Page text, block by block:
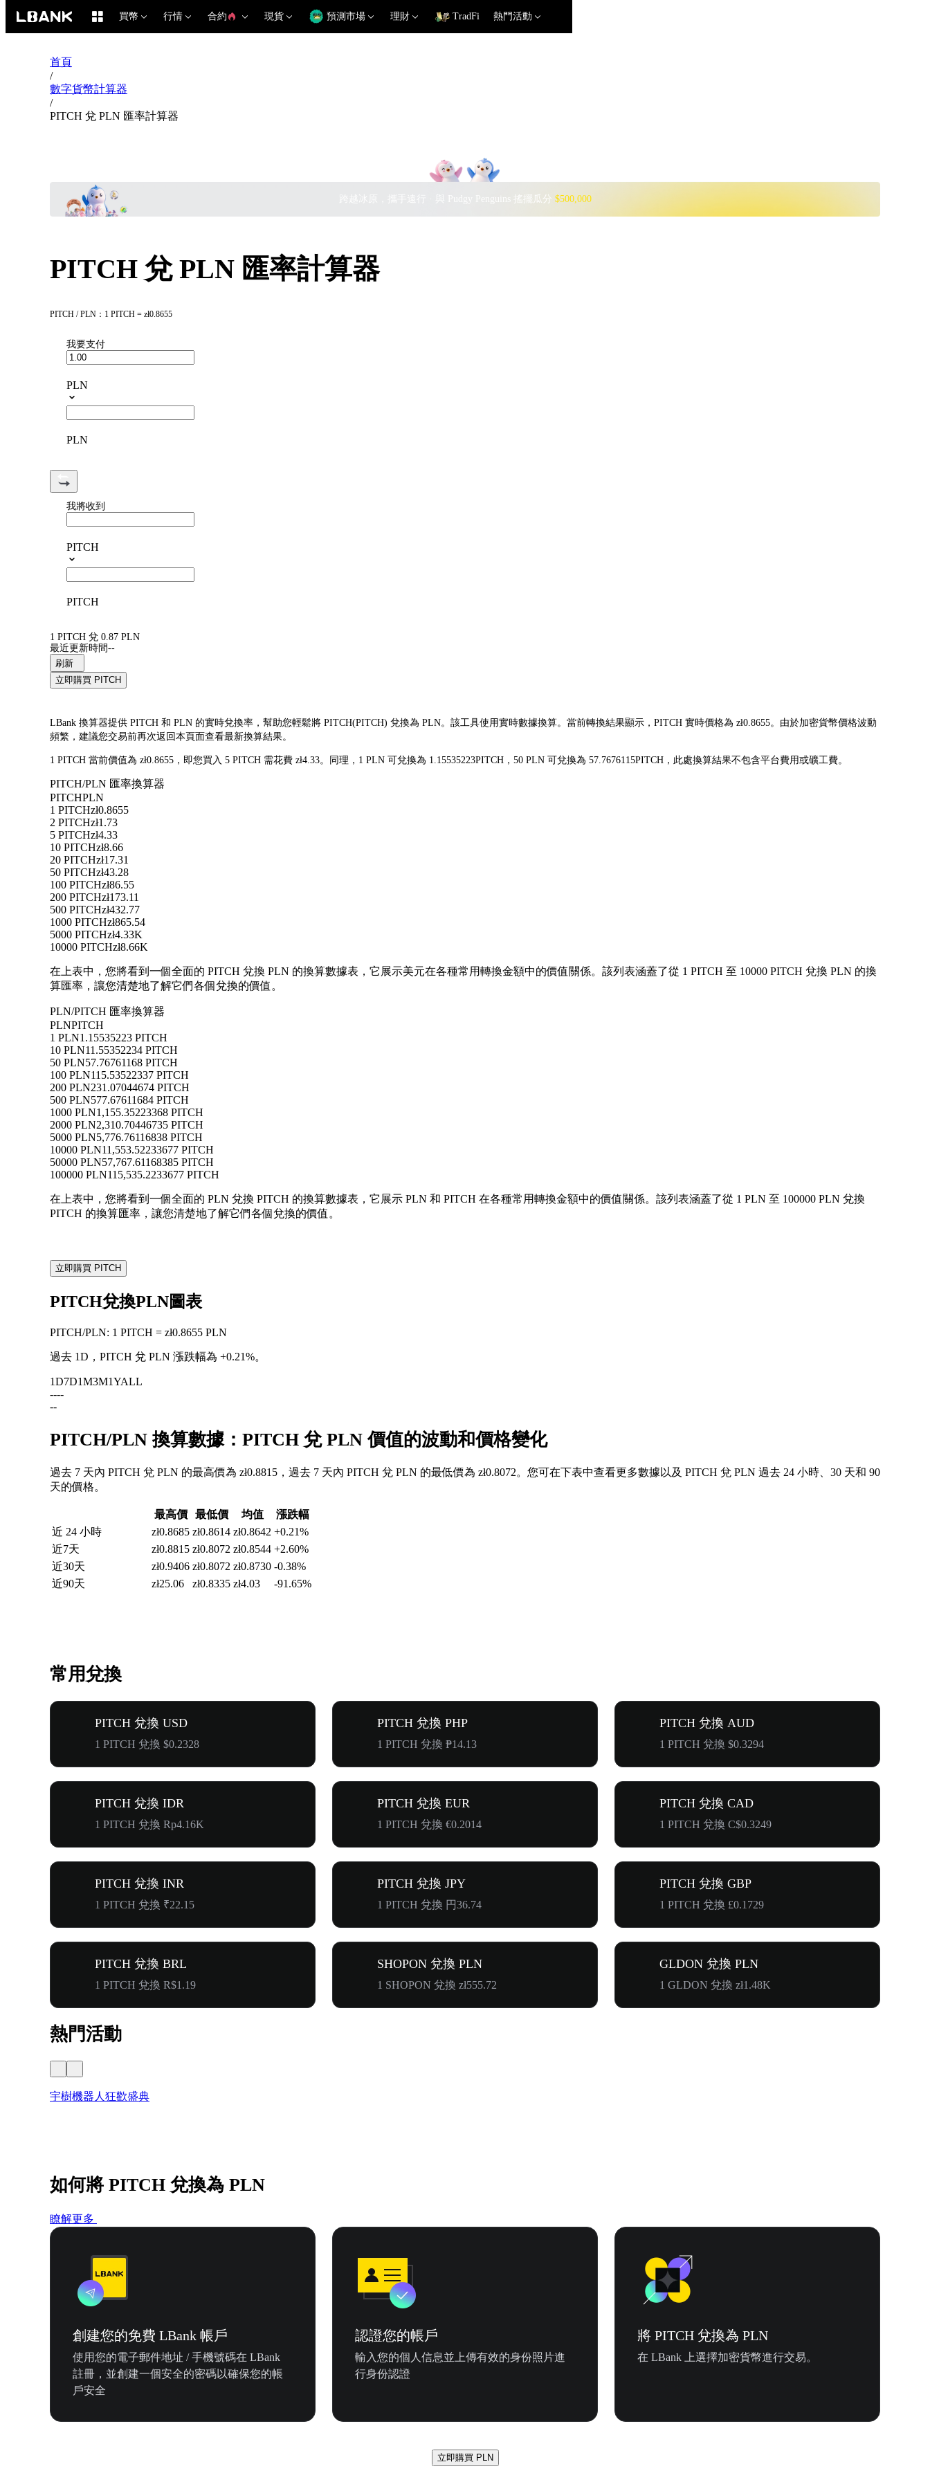
買幣 行情 合約 現貨 預測市場 理財 TradFi 熱門活動
首頁
/
數字貨幣計算器
/
PITCH 兌 PLN 匯率計算器
跨越冰原，攜手遠行 · 與 Pudgy Penguins 搖擺瓜分 $500,000
PITCH 兌 PLN 匯率計算器
PITCH / PLN：1 PITCH = zł0.8655
我要支付
PLN
PLN
我將收到
PITCH
PITCH
1 PITCH 兌 0.87 PLN
最近更新時間--
刷新
立即購買 PITCH
LBank 換算器提供 PITCH 和 PLN 的實時兌換率，幫助您輕鬆將 PITCH(PITCH) 兌換為 PLN。該工具使用實時數據換算。當前轉換結果顯示，PITCH 實時價格為 zł0.8655。由於加密貨幣價格波動
頻繁，建議您交易前再次返回本頁面查看最新換算結果。
1 PITCH 當前價值為 zł0.8655，即您買入 5 PITCH 需花費 zł4.33。同理，1 PLN 可兌換為 1.15535223PITCH，50 PLN 可兌換為 57.7676115PITCH，此處換算結果不包含平台費用或礦工費。
PITCH/PLN 匯率換算器
PITCHPLN
1 PITCHzł0.8655
2 PITCHzł1.73
5 PITCHzł4.33
10 PITCHzł8.66
20 PITCHzł17.31
50 PITCHzł43.28
100 PITCHzł86.55
200 PITCHzł173.11
500 PITCHzł432.77
1000 PITCHzł865.54
5000 PITCHzł4.33K
10000 PITCHzł8.66K
在上表中，您將看到一個全面的 PITCH 兌換 PLN 的換算數據表，它展示美元在各種常用轉換金額中的價值關係。該列表涵蓋了從 1 PITCH 至 10000 PITCH 兌換 PLN 的換
算匯率，讓您清楚地了解它們各個兌換的價值。
PLN/PITCH 匯率換算器
PLNPITCH
1 PLN1.15535223 PITCH
10 PLN11.55352234 PITCH
50 PLN57.76761168 PITCH
100 PLN115.53522337 PITCH
200 PLN231.07044674 PITCH
500 PLN577.67611684 PITCH
1000 PLN1,155.35223368 PITCH
2000 PLN2,310.70446735 PITCH
5000 PLN5,776.76116838 PITCH
10000 PLN11,553.52233677 PITCH
50000 PLN57,767.61168385 PITCH
100000 PLN115,535.2233677 PITCH
在上表中，您將看到一個全面的 PLN 兌換 PITCH 的換算數據表，它展示 PLN 和 PITCH 在各種常用轉換金額中的價值關係。該列表涵蓋了從 1 PLN 至 100000 PLN 兌換
PITCH 的換算匯率，讓您清楚地了解它們各個兌換的價值。
立即購買 PITCH
PITCH兌換PLN圖表
PITCH/PLN: 1 PITCH = zł0.8655 PLN
過去 1D，PITCH 兌 PLN 漲跌幅為 +0.21%。
1D7D1M3M1YALL
----
--
PITCH/PLN 換算數據：PITCH 兌 PLN 價值的波動和價格變化
過去 7 天內 PITCH 兌 PLN 的最高價為 zł0.8815，過去 7 天內 PITCH 兌 PLN 的最低價為 zł0.8072。您可在下表中查看更多數據以及 PITCH 兌 PLN 過去 24 小時、30 天和 90
天的價格。
最高價 最低價 均值
漲跌幅
近 24 小時
zł0.8685 zł0.8614 zł0.8642 +0.21%
近7天
zł0.8815 zł0.8072 zł0.8544 +2.60%
近30天
zł0.9406 zł0.8072 zł0.8730 -0.38%
近90天
zł25.06 zł0.8335 zł4.03 -91.65%
常用兌換
PITCH 兌換 USD
1 PITCH 兌換 $0.2328
PITCH 兌換 PHP
1 PITCH 兌換 ₱14.13
PITCH 兌換 AUD
1 PITCH 兌換 $0.3294
PITCH 兌換 IDR
1 PITCH 兌換 Rp4.16K
PITCH 兌換 EUR
1 PITCH 兌換 €0.2014
PITCH 兌換 CAD
1 PITCH 兌換 C$0.3249
PITCH 兌換 INR
1 PITCH 兌換 ₹22.15
PITCH 兌換 JPY
1 PITCH 兌換 円36.74
PITCH 兌換 GBP
1 PITCH 兌換 £0.1729
PITCH 兌換 BRL
1 PITCH 兌換 R$1.19
SHOPON 兌換 PLN
1 SHOPON 兌換 zł555.72
GLDON 兌換 PLN
1 GLDON 兌換 zł1.48K
熱門活動
宇樹機器人狂歡盛典
如何將 PITCH 兌換為 PLN
瞭解更多
創建您的免費 LBank 帳戶
使用您的電子郵件地址 / 手機號碼在 LBank
註冊，並創建一個安全的密碼以確保您的帳
戶安全
認證您的帳戶
輸入您的個人信息並上傳有效的身份照片進
行身份認證
將 PITCH 兌換為 PLN
在 LBank 上選擇加密貨幣進行交易。
立即購買 PLN